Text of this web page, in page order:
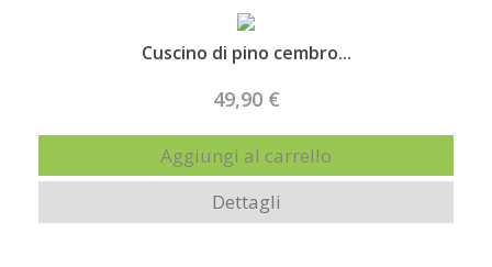
Cuscino di pino cembro...
49,90 €
Aggiungi al carrello
Dettagli